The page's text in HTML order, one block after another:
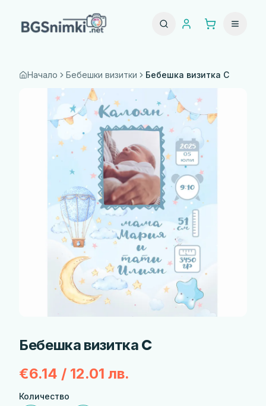
Начало Бебешки визитки Бебешка визитка C
Бебешка визитка C
€6.14 / 12.01 лв.
Количество